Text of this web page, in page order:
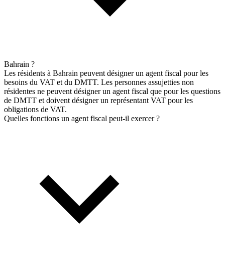
Bahrain ?
Les résidents à Bahrain peuvent désigner un agent fiscal pour les
besoins du VAT et du DMTT. Les personnes assujetties non
résidentes ne peuvent désigner un agent fiscal que pour les questions
de DMTT et doivent désigner un représentant VAT pour les
obligations de VAT.
Quelles fonctions un agent fiscal peut-il exercer ?